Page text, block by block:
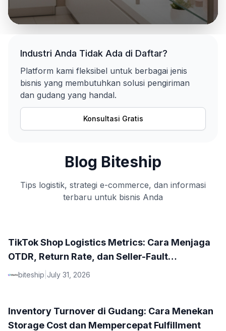
Industri Anda Tidak Ada di Daftar?
Platform kami fleksibel untuk berbagai jenis
bisnis yang membutuhkan solusi pengiriman
dan gudang yang handal.
Konsultasi Gratis
Blog Biteship
Tips logistik, strategi e-commerce, dan informasi
terbaru untuk bisnis Anda
TikTok Shop Logistics Metrics: Cara Menjaga
OTDR, Return Rate, dan Seller-Fault
Cancellation
biteship July 31, 2026
Inventory Turnover di Gudang: Cara Menekan
Storage Cost dan Mempercepat Fulfillment